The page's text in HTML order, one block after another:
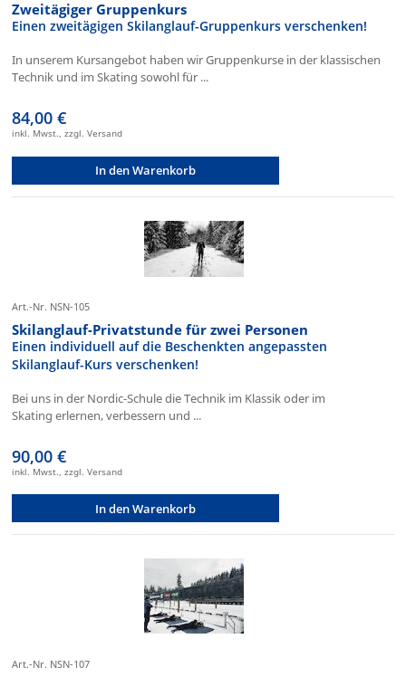
Zweitägiger Gruppenkurs
Einen zweitägigen Skilanglauf-Gruppenkurs verschenken!
In unserem Kursangebot haben wir Gruppenkurse in der klassischen
Technik und im Skating sowohl für ...
84,00 €
inkl. Mwst., zzgl. Versand
In den Warenkorb
Art.-Nr. NSN-105
Skilanglauf-Privatstunde für zwei Personen
Einen individuell auf die Beschenkten angepassten
Skilanglauf-Kurs verschenken!
Bei uns in der Nordic-Schule die Technik im Klassik oder im
Skating erlernen, verbessern und ...
90,00 €
inkl. Mwst., zzgl. Versand
In den Warenkorb
Art.-Nr. NSN-107